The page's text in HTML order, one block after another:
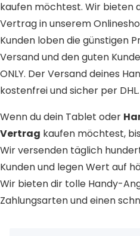
kaufen möchtest. Wir bieten
Vertrag in unserem
Kunden loben die günstigen
Versand und den guten
ONLY. Der Versand deines
kostenfrei und sicher per DHL.
Wenn du dein Tablet oder
Vertrag kaufen möchtest,
Wir versenden täglich
Kunden und legen Wert auf
Wir bieten dir tolle Handy-
Zahlungsarten und einen